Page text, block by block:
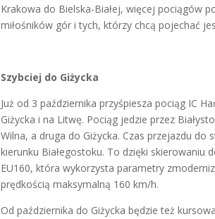
Krakowa do Bielska-Białej, więcej pociągów
miłośników gór i tych, którzy chcą pojechać
Szybciej do Giżycka
Już od 3 października przyśpiesza pociąg IC
Giżycka i na Litwę. Pociąg jedzie przez
Wilna, a druga do Giżycka. Czas przejazdu
kierunku Białegostoku. To dzięki
EU160, która wykorzysta parametry
prędkością maksymalną 160 km/h.
Od października do Giżycka będzie też